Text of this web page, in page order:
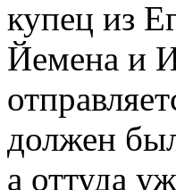
купец из
Йемена и
должен
а оттуда